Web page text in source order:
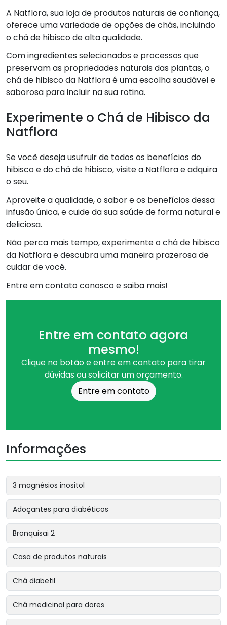
A Natflora, sua loja de produtos naturais de confiança,
oferece uma variedade de opções de chás, incluindo
o chá de hibisco de alta qualidade.
Com ingredientes selecionados e processos que
preservam as propriedades naturais das plantas, o
chá de hibisco da Natflora é uma escolha saudável e
saborosa para incluir na sua rotina.
Experimente o Chá de Hibisco da
Natflora
Se você deseja usufruir de todos os benefícios do
hibisco e do chá de hibisco, visite a Natflora e adquira
o seu.
Aproveite a qualidade, o sabor e os benefícios dessa
infusão única, e cuide da sua saúde de forma natural e
deliciosa.
Não perca mais tempo, experimente o chá de hibisco
da Natflora e descubra uma maneira prazerosa de
cuidar de você.
Entre em contato conosco e saiba mais!
Entre em contato agora
mesmo!
Clique no botão e entre em contato para tirar
dúvidas ou solicitar um orçamento.
Entre em contato
Informações
3 magnésios inositol
Adoçantes para diabéticos
Bronquisai 2
Casa de produtos naturais
Chá diabetil
Chá medicinal para dores